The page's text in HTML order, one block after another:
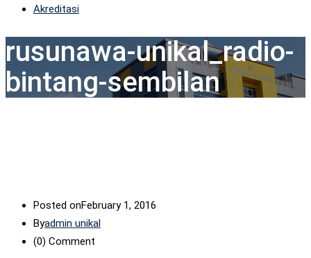
Akreditasi
rusunawa-unikal_radio-
bintang-sembilan
Posted onFebruary 1, 2016
Byadmin unikal
(0) Comment